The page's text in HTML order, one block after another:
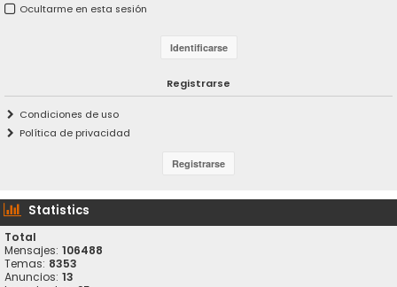
Ocultarme en esta sesión
Registrarse
Condiciones de uso
Política de privacidad
Statistics
Total
Mensajes: 106488
Temas: 8353
Anuncios: 13